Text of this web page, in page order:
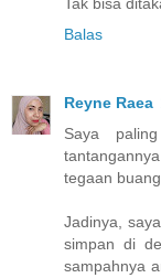
Balas
Reyne Raea
Saya
tegaan
Jadinya,
simpan di
sampahnya